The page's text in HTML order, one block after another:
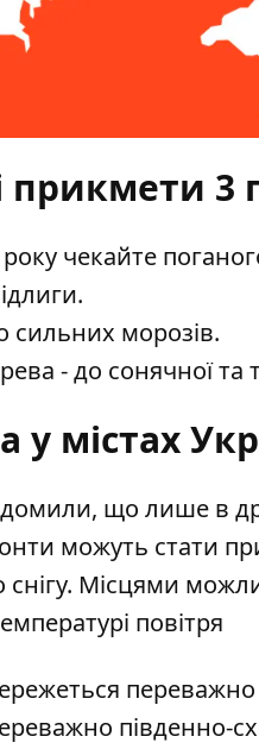
прикмети 3
чекайте
сильних морозів.
- до сонячної та
містах
що лише в
можуть стати
снігу. Місцями
повітря
південно-